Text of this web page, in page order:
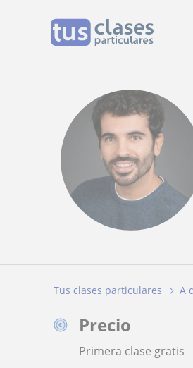
Tus clases particulares A
Precio
Primera clase gratis